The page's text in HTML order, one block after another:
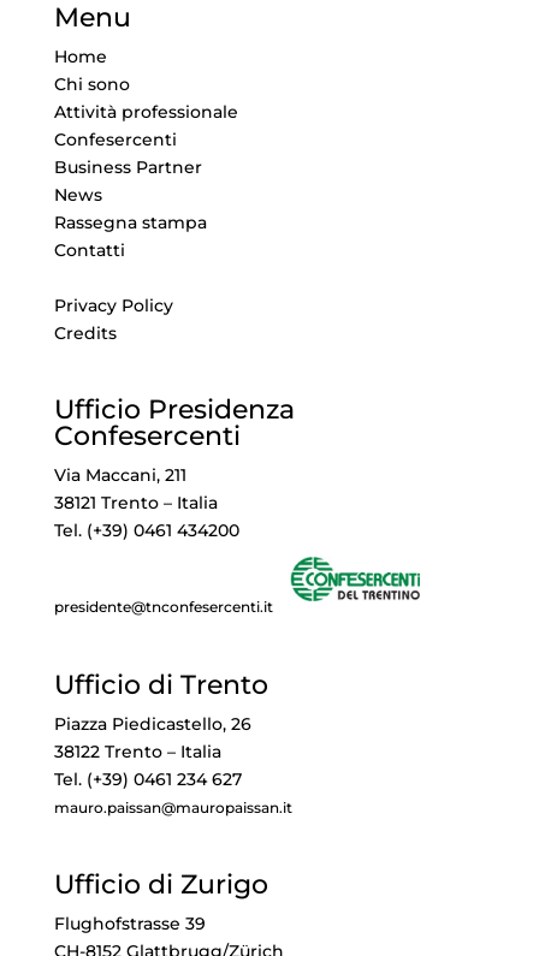
Menu
Home
Chi sono
Attività professionale
Confesercenti
Business Partner
News
Rassegna stampa
Contatti
Privacy Policy
Credits
Ufficio Presidenza
Confesercenti
Via Maccani, 211
38121 Trento – Italia
Tel. (+39) 0461 434200
presidente@tnconfesercenti.it
Ufficio di Trento
Piazza Piedicastello, 26
38122 Trento – Italia
Tel. (+39) 0461 234 627
mauro.paissan@mauropaissan.it
Ufficio di Zurigo
Flughofstrasse 39
CH-8152 Glattbrugg/Zürich